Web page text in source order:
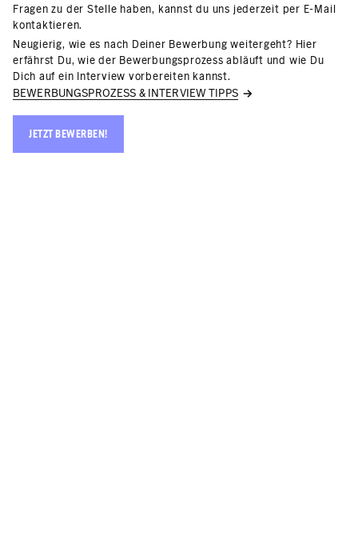
Fragen zu der Stelle haben, kannst du uns jederzeit per E-Mail
kontaktieren.
Neugierig, wie es nach Deiner Bewerbung weitergeht? Hier
erfährst Du, wie der Bewerbungsprozess abläuft und wie Du
Dich auf ein Interview vorbereiten kannst.
BEWERBUNGSPROZESS & INTERVIEW TIPPS
JETZT BEWERBEN!